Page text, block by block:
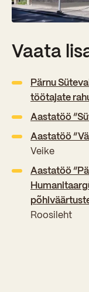
Vaata
Pärnu
töötajate
Aastatöö
Aastatöö
Veike
Aastatöö
Roosileht